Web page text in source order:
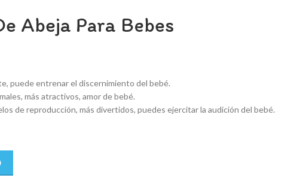
Abeja Para Bebes
puede entrenar el discernimiento del bebé.
más atractivos, amor de bebé.
de reproducción, más divertidos, puedes ejercitar la audición del bebé.